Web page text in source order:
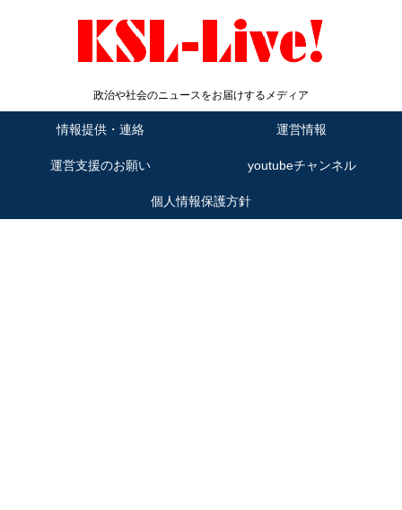
政治や社会のニュースをお届けするメディア
情報提供・連絡 運営情報
運営支援のお願い youtubeチャンネル
個人情報保護方針